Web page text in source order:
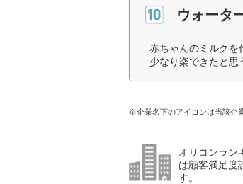
ウォータ
赤ちゃんのミルクを
少なり楽できたと思
※企業名下のアイコンは当該企
オリコンラン
は顧客満足度
す。